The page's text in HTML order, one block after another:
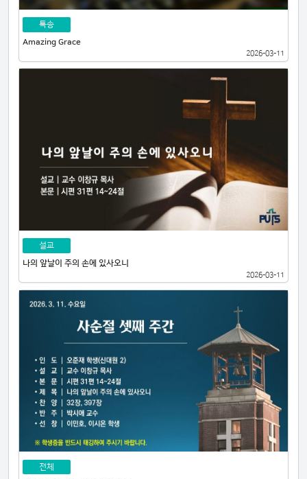
특송
Amazing Grace
2026-03-11
설교
나의 앞날이 주의 손에 있사오니
2026-03-11
전체